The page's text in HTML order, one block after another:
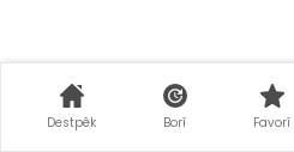
Destpêk Borî Favorî